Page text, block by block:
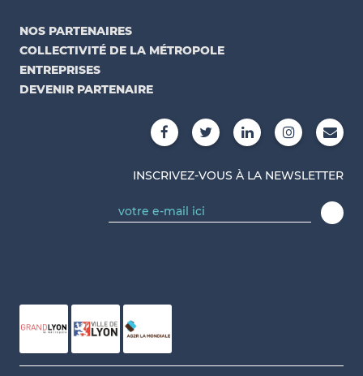
NOS PARTENAIRES
COLLECTIVITÉ DE LA MÉTROPOLE
ENTREPRISES
DEVENIR PARTENAIRE
INSCRIVEZ-VOUS À LA NEWSLETTER